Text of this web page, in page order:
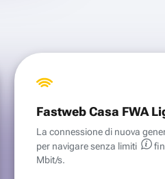
Fastweb Casa FWA
La connessione di nuova
per navigare senza limiti
Mbit/s.